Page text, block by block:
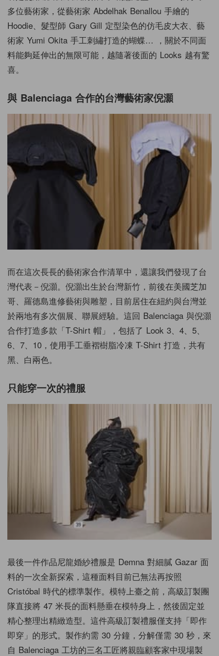
多位藝術家，從藝術家 Abdelhak Benallou 手繪的
Hoodie、髮型師 Gary Gill 定型染色的仿毛皮大衣、藝
術家 Yumi Okita 手工刺繡打造的蝴蝶… ，關於不同面
料能夠延伸出的無限可能，越隨著後面的 Looks 越有驚
喜。
與 Balenciaga 合作的台灣藝術家倪灝
而在這次長長的藝術家合作清單中，還讓我們發現了台
灣代表－倪灝。倪灝出生於台灣新竹，前後在美國芝加
哥、羅德島進修藝術與雕塑，目前居住在紐約與台灣並
於兩地有多次個展、聯展經驗。這回 Balenciaga 與倪灝
合作打造多款「T-Shirt 帽」，包括了 Look 3、4、5、
6、7、10，使用手工垂褶樹脂冷凍 T-Shirt 打造，共有
黑、白兩色。
只能穿一次的禮服
最後一件作品尼龍婚紗禮服是 Demna 對細膩 Gazar 面
料的一次全新探索，這種面料目前已無法再按照
Cristóbal 時代的標準製作。模特上臺之前，高級訂製團
隊直接將 47 米長的面料懸垂在模特身上，然後固定並
精心整理出精緻造型。這件高級訂製禮服僅支持「即作
即穿」的形式。製作約需 30 分鐘，分解僅需 30 秒，來
自 Balenciaga 工坊的三名工匠將親臨顧客家中現場製